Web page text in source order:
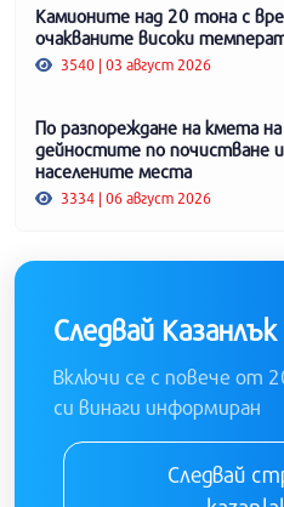
Камионите над 20 тона с
очакваните високи
3540 | 03 август 2026
По разпореждане на кмета
дейностите по почистване и
населените места
3334 | 06 август 2026
Следвай
Включи се с повече от
си винаги информиран
Следвай